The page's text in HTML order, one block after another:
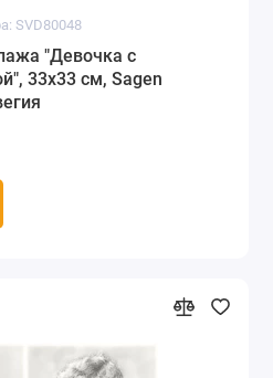
SVD80048
"Девочка с
33х33 см, Sagen